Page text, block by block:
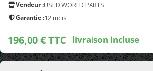
Vendeur :USED WORLD PARTS
Garantie :12 mois
196,00 € TTC livraison incluse